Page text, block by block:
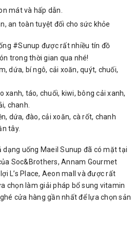
mát và hấp dẫn.
an toàn tuyệt đối cho sức khỏe
#Sunup được rất nhiều tín đồ
trong thời gian qua nhé!
dứa, bí ngô, cải xoăn, quýt, chuối,
xanh, táo, chuối, kiwi, bông cải xanh,
chanh.
dứa, đào, cải xoăn, cà rốt, chanh
tây.
dạng uống Maeil Sunup đã có mặt tại
Soc&Brothers, Annam Gourmet
L’s Place, Aeon mall và được rất
chọn làm giải pháp bổ sung vitamin
cửa hàng gần nhất để lựa chọn sản